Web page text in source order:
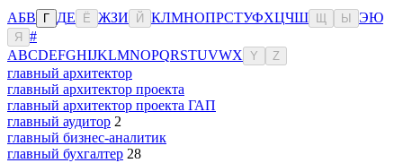
АБВ Г ДЕ Ё ЖЗИ Й КЛМНОПРСТУФХЦЧШ Ы ЭЮ
Я
#
ABCDEFGHIJKLMNOPQRSTUVWX Y Z
главный архитектор
главный архитектор проекта
главный архитектор проекта ГАП
главный аудитор 2
главный бизнес-аналитик
главный бухгалтер 28